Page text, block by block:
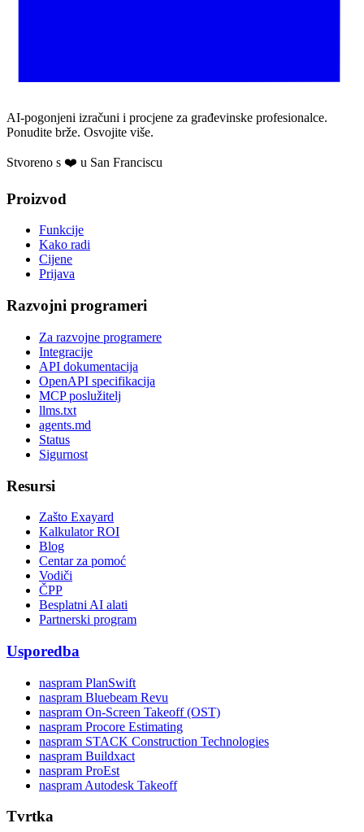
AI-pogonjeni izračuni i procjene za građevinske profesionalce.
Ponudite brže. Osvojite više.
Stvoreno s ❤️ u San Franciscu
Proizvod
Funkcije
Kako radi
Cijene
Prijava
Razvojni programeri
Za razvojne programere
Integracije
API dokumentacija
OpenAPI specifikacija
MCP poslužitelj
llms.txt
agents.md
Status
Sigurnost
Resursi
Zašto Exayard
Kalkulator ROI
Blog
Centar za pomoć
Vodiči
ČPP
Besplatni AI alati
Partnerski program
Usporedba
naspram PlanSwift
naspram Bluebeam Revu
naspram On-Screen Takeoff (OST)
naspram Procore Estimating
naspram STACK Construction Technologies
naspram Buildxact
naspram ProEst
naspram Autodesk Takeoff
Tvrtka